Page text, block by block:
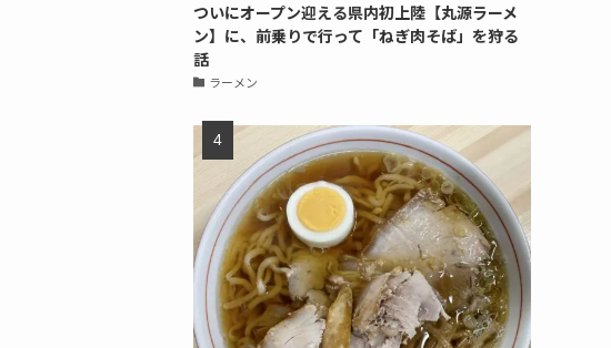
ついにオープン迎える県内初上陸【丸源ラーメ
ン】に、前乗りで行って「ねぎ肉そば」を狩る
話
ラーメン